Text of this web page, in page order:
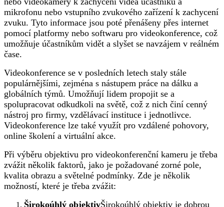
mikrofonu nebo vstupního zvukového zařízení k zachycení
zvuku. Tyto informace jsou poté přenášeny přes internet
pomocí platformy nebo softwaru pro videokonference, což
umožňuje účastníkům vidět a slyšet se navzájem v reálném
čase.
Videokonference se v posledních letech staly stále
populárnějšími, zejména s nástupem práce na dálku a
globálních týmů. Umožňují lidem propojit se a
spolupracovat odkudkoli na světě, což z nich činí cenný
nástroj pro firmy, vzdělávací instituce i jednotlivce.
Videokonference lze také využít pro vzdálené pohovory,
online školení a virtuální akce.
Při výběru objektivu pro videokonferenční kameru je třeba
zvážit několik faktorů, jako je požadované zorné pole,
kvalita obrazu a světelné podmínky. Zde je několik
možností, které je třeba zvážit:
Širokoúhlý objektivŠirokoúhlý objektiv je dobrou